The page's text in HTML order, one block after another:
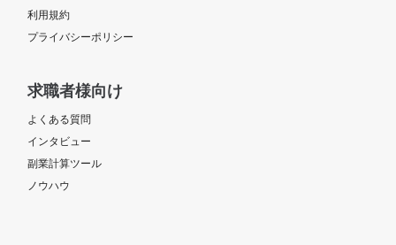
利用規約
プライバシーポリシー
求職者様向け
よくある質問
インタビュー
副業計算ツール
ノウハウ